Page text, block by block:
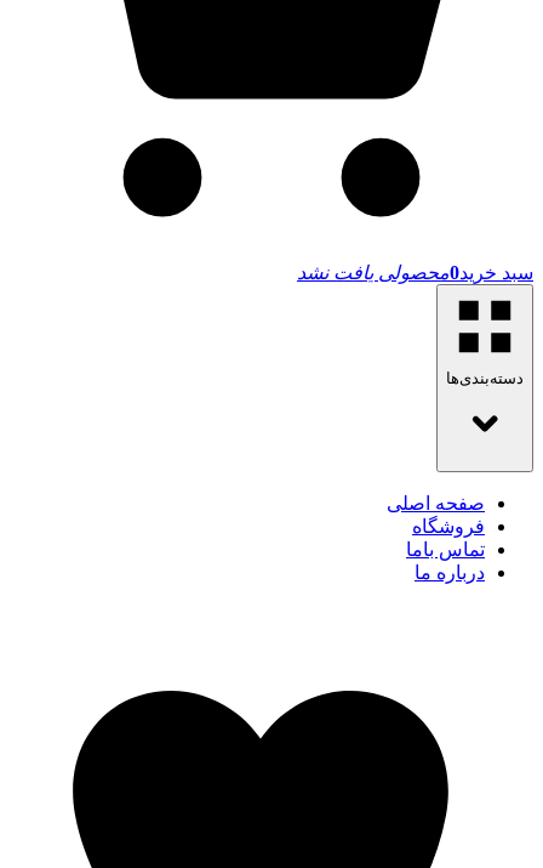
سبد خرید0محصولی یافت نشد
دسته‌بندی‌ها
صفحه اصلی
فروشگاه
تماس باما
درباره ما